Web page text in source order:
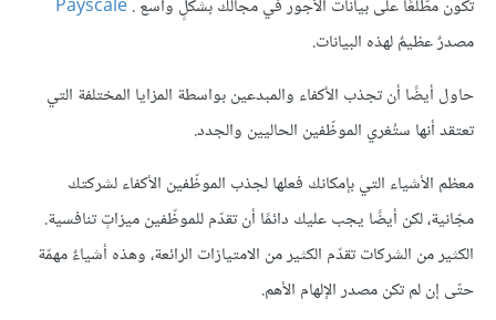
تكون مطّلعًا على بيانات الأجور في مجالك بشكلٍ واسع .Payscale
مصدرٌ عظيمٌ لهذه البيانات.
حاول أيضًا أن تجذب الأكفاء والمبدعين بواسطة المزايا المختلفة التي
تعتقد أنها ستُغري الموظّفين الحاليين والجدد.
معظم الأشياء التي بإمكانك فعلها لجذب الموظّفين الأكفاء لشركتك
مجّانية، لكن أيضًا يجب عليك دائمًا أن تقدّم للموظّفين ميزاتٍ تنافسية.
الكثير من الشركات تقدّم الكثير من الامتيازات الرائعة، وهذه أشياءٌ مهمّة
حتّى إن لم تكن مصدر الإلهام الأهم.